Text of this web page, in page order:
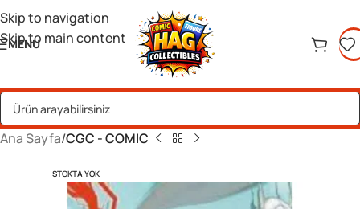
Skip to navigation
Skip to main content
MENU
Ana Sayfa CGC - COMIC
STOKTA YOK